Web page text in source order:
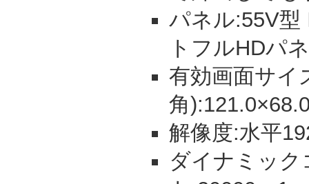
パネル:55V型
トフルHDパ
有効画面サイ
角
解像度:水平
ダイナミッ